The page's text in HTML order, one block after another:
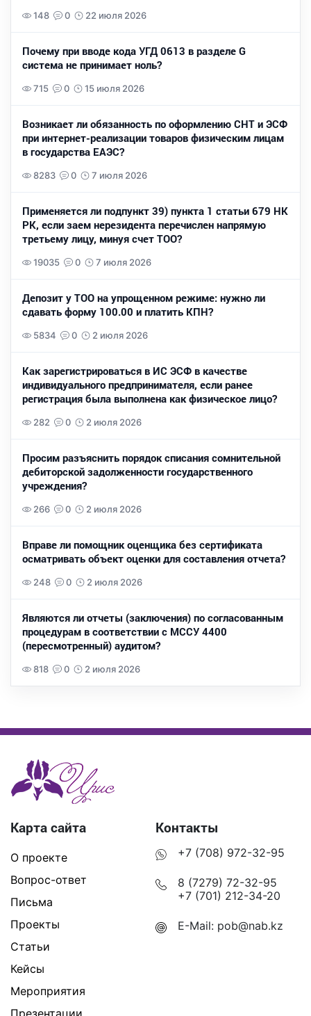
148 0 22 июля 2026
Почему при вводе кода УГД 0613 в разделе G
система не принимает ноль?
715 0 15 июля 2026
Возникает ли обязанность по оформлению СНТ и ЭСФ
при интернет-реализации товаров физическим лицам
в государства ЕАЭС?
8283 0 7 июля 2026
Применяется ли подпункт 39) пункта 1 статьи 679 НК
РК, если заем нерезидента перечислен напрямую
третьему лицу, минуя счет ТОО?
19035 0 7 июля 2026
Депозит у ТОО на упрощенном режиме: нужно ли
сдавать форму 100.00 и платить КПН?
5834 0 2 июля 2026
Как зарегистрироваться в ИС ЭСФ в качестве
индивидуального предпринимателя, если ранее
регистрация была выполнена как физическое лицо?
282 0 2 июля 2026
Просим разъяснить порядок списания сомнительной
дебиторской задолженности государственного
учреждения?
266 0 2 июля 2026
Вправе ли помощник оценщика без сертификата
осматривать объект оценки для составления отчета?
248 0 2 июля 2026
Являются ли отчеты (заключения) по согласованным
процедурам в соответствии с МССУ 4400
(пересмотренный) аудитом?
818 0 2 июля 2026
Карта сайта
О проекте
Вопрос-ответ
Письма
Проекты
Статьи
Кейсы
Мероприятия
Контакты
+7 (708) 972-32-95
8 (7279) 72-32-95
+7 (701) 212-34-20
E-Mail: pob@nab.kz